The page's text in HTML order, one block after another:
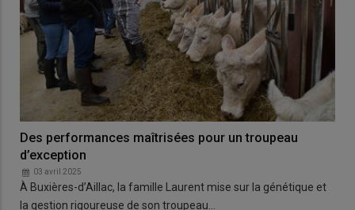
Des performances maîtrisées pour un troupeau
d’exception
03 avril 2025
À Buxières-d’Aillac, la famille Laurent mise sur la génétique et
la gestion rigoureuse de son troupeau…